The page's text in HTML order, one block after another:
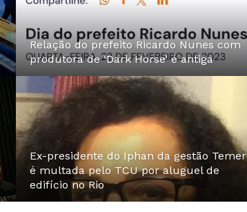
Relação do prefeito Ricardo Nunes com
produtora de ‘Dark Horse’ é antiga
Ex-presidente do Iphan da gestão Temer
é multada pelo TCU por aluguel de
edifício no Rio